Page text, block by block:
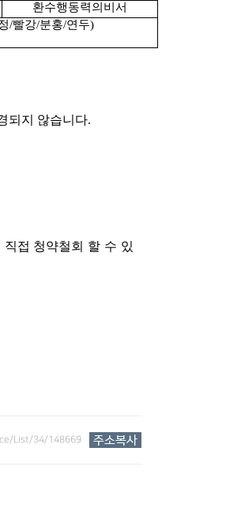
환수행동력의비서
/빨강/분홍/연두)
되지 않습니다.
접 청약철회 할 수 있
List/34/148669